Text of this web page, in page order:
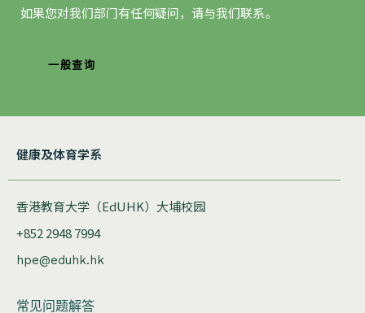
如果您对我们部门有任何疑问，请与我们联系。
一般查询
健康及体育学系
香港教育大学（EdUHK）大埔校园
+852 2948 7994
hpe@eduhk.hk
常见问题解答